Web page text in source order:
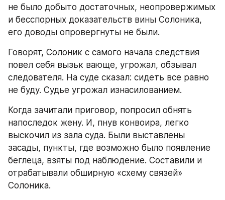
не было добыто достаточных, неопровержимых
и бесспорных доказательств вины Солоника,
его доводы опровергнуты не были.
Говорят, Солоник с самого начала следствия
повел себя вызьк вающе, угрожал, обзывал
следователя. На суде сказал: сидеть все равно
не буду. Судье угрожал изнасилованием.
Когда зачитали приговор, попросил обнять
напоследок жену. И, пнув конвоира, легко
выскочил из зала суда. Были выставлены
засады, пункты, где возможно было появление
беглеца, взяты под наблюдение. Составили и
отрабатывали обширную «схему связей»
Солоника.